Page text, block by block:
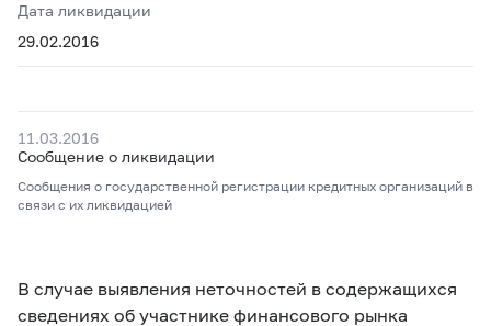
Дата ликвидации
29.02.2016
11.03.2016
Сообщение о ликвидации
Сообщения о государственной регистрации кредитных организаций в
связи с их ликвидацией
В случае выявления неточностей в содержащихся
сведениях об участнике финансового рынка